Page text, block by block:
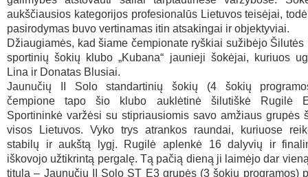
aukščiausios kategorijos profesionalūs Lietuvos teisėjai,
pasirodymas buvo vertinamas itin atsakingai ir objektyviai.
Džiaugiamės, kad šiame čempionate ryškiai sužibėjo Šilutės
sportinių šokių klubo „Kubana“ jaunieji šokėjai, kuriuos
Lina ir Donatas Blusiai.
Jaunučių II Solo standartinių šokių (4 šokių
čempione tapo šio klubo auklėtinė šilutiškė Rugilė
Sportininkė varžėsi su stipriausiomis savo amžiaus grupės
visos Lietuvos. Vyko trys atrankos raundai, kuriuose
stabilų ir aukštą lygį. Rugilė aplenkė 16 dalyvių ir
iškovojo užtikrintą pergalę. Tą pačią dieną ji laimėjo dar
titulą – Jaunučių II Solo ST E3 grupės (3 šokių programos)